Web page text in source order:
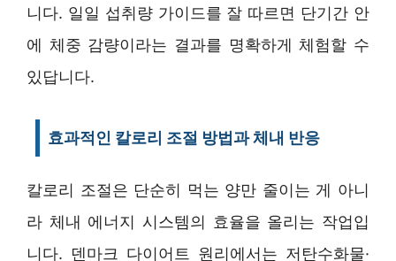
니다. 일일 섭취량 가이드를 잘 따르면 단기간 안
에 체중 감량이라는 결과를 명확하게 체험할 수
있답니다.
효과적인 칼로리 조절 방법과 체내 반응
칼로리 조절은 단순히 먹는 양만 줄이는 게 아니
라 체내 에너지 시스템의 효율을 올리는 작업입
니다. 덴마크 다이어트 원리에서는 저탄수화물·